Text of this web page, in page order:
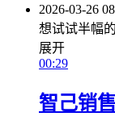
2026-03-26
想试试半幅
展开
00:29
智己销